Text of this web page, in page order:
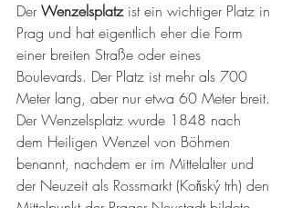
Der Wenzelsplatz ist ein wichtiger Platz in
Prag und hat eigentlich eher die Form
einer breiten Straße oder eines
Boulevards. Der Platz ist mehr als 700
Meter lang, aber nur etwa 60 Meter breit.
Der Wenzelsplatz wurde 1848 nach
dem Heiligen Wenzel von Böhmen
benannt, nachdem er im Mittelalter und
der Neuzeit als Rossmarkt (Koňský trh) den